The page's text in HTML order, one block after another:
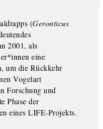
(Geronticus
2001, als
eine
um die Rückkehr
Vogelart
Forschung und
Phase der
eines LIFE-Projekts.